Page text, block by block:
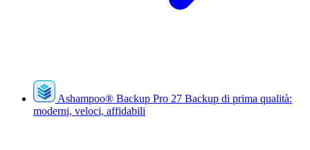
Ashampoo® Backup Pro 27 Backup di prima qualità:
moderni, veloci, affidabili